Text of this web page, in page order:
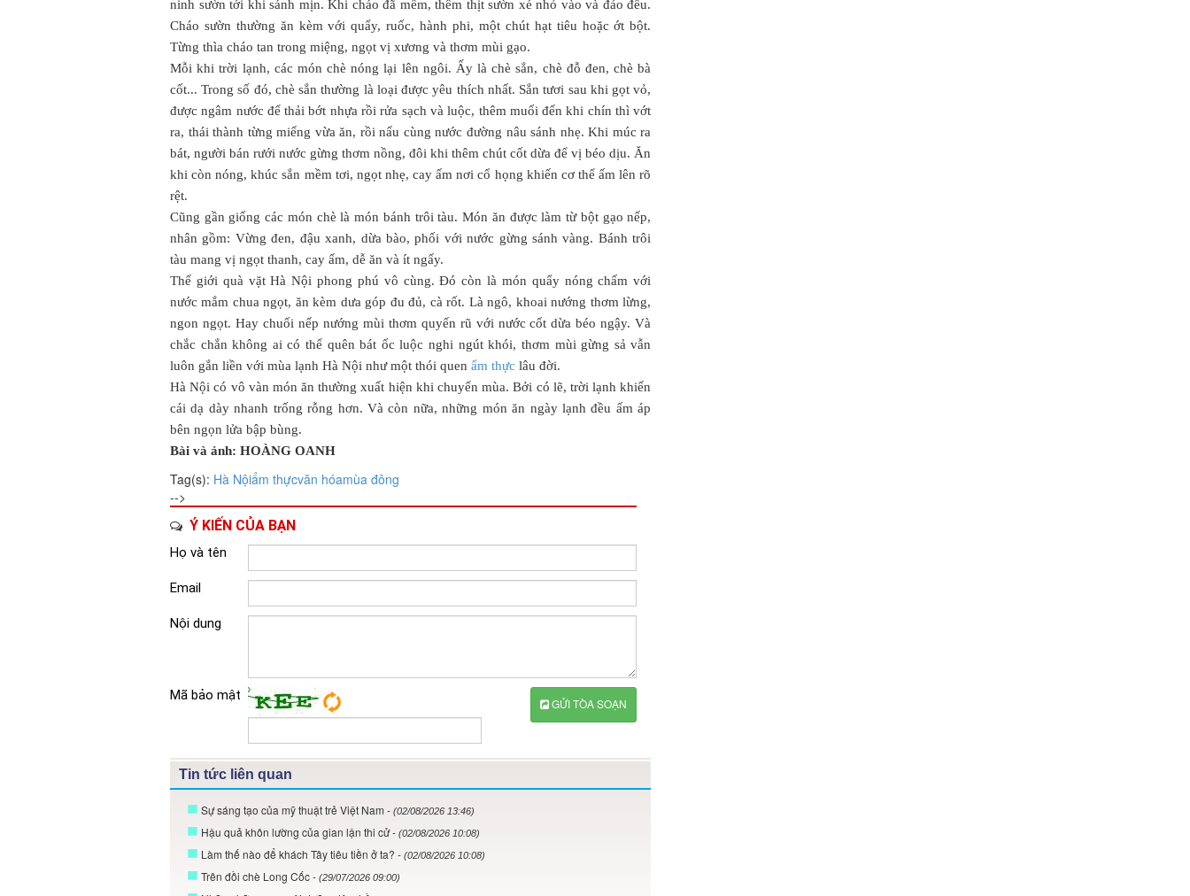
ninh sườn tới khi sánh mịn. Khi cháo đã mềm, thêm thịt sườn xé nhỏ vào và đảo đều.
Cháo sườn thường ăn kèm với quẩy, ruốc, hành phi, một chút hạt tiêu hoặc ớt bột.
Từng thìa cháo tan trong miệng, ngọt vị xương và thơm mùi gạo.
Mỗi khi trời lạnh, các món chè nóng lại lên ngôi. Ấy là chè sắn, chè đỗ đen, chè bà
cốt... Trong số đó, chè sắn thường là loại được yêu thích nhất. Sắn tươi sau khi gọt vỏ,
được ngâm nước để thải bớt nhựa rồi rửa sạch và luộc, thêm muối đến khi chín thì vớt
ra, thái thành từng miếng vừa ăn, rồi nấu cùng nước đường nâu sánh nhẹ. Khi múc ra
bát, người bán rưới nước gừng thơm nồng, đôi khi thêm chút cốt dừa để vị béo dịu. Ăn
khi còn nóng, khúc sắn mềm tơi, ngọt nhẹ, cay ấm nơi cổ họng khiến cơ thể ấm lên rõ
rệt.
Cũng gần giống các món chè là món bánh trôi tàu. Món ăn được làm từ bột gạo nếp,
nhân gồm: Vừng đen, đậu xanh, dừa bào, phối với nước gừng sánh vàng. Bánh trôi
tàu mang vị ngọt thanh, cay ấm, dễ ăn và ít ngấy.
Thế giới quà vặt Hà Nội phong phú vô cùng. Đó còn là món quẩy nóng chấm với
nước mắm chua ngọt, ăn kèm dưa góp đu đủ, cà rốt. Là ngô, khoai nướng thơm lừng,
ngon ngọt. Hay chuối nếp nướng mùi thơm quyến rũ với nước cốt dừa béo ngậy. Và
chắc chắn không ai có thể quên bát ốc luộc nghi ngút khói, thơm mùi gừng sả vẫn
luôn gắn liền với mùa lạnh Hà Nội như một thói quen ẩm thực lâu đời.
Hà Nội có vô vàn món ăn thường xuất hiện khi chuyển mùa. Bởi có lẽ, trời lạnh khiến
cái dạ dày nhanh trống rỗng hơn. Và còn nữa, những món ăn ngày lạnh đều ấm áp
bên ngọn lửa bập bùng.
Bài và ảnh: HOÀNG OANH
Tag(s): Hà Nộiẩm thựcvăn hóamùa đông
-->
Ý KIẾN CỦA BẠN
Họ và tên
Email
Nội dung
Mã bảo mật
GỬI TÒA SOẠN
Tin tức liên quan
Sự sáng tạo của mỹ thuật trẻ Việt Nam - (02/08/2026 13:46)
Hậu quả khôn lường của gian lận thi cử- (02/08/2026 10:08)
Làm thế nào để khách Tây tiêu tiền ở ta? - (02/08/2026 10:08)
Trên đồi chè Long Cốc - (29/07/2026 09:00)